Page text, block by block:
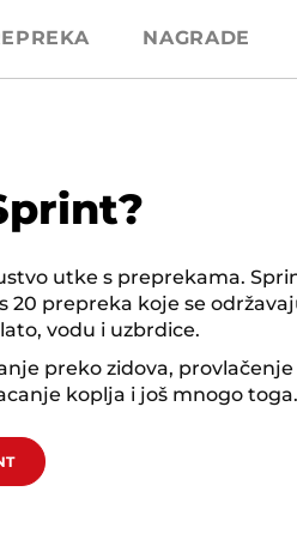
NAGRADE
utke s preprekama.
20 prepreka koje se
vodu i uzbrdice.
preko zidova, provlačenje
koplja i još mnogo toga.